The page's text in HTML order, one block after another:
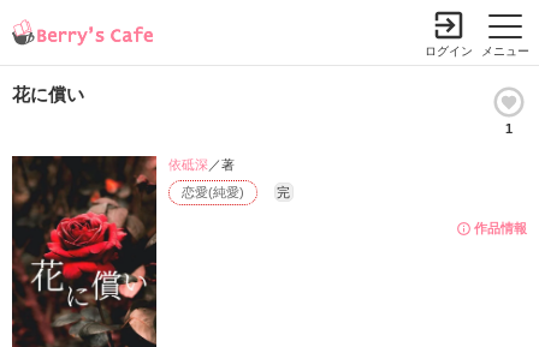
メニュー
ログイン
花に償い
1
作品情報
恋愛(純愛) 完
依砥深 ／著